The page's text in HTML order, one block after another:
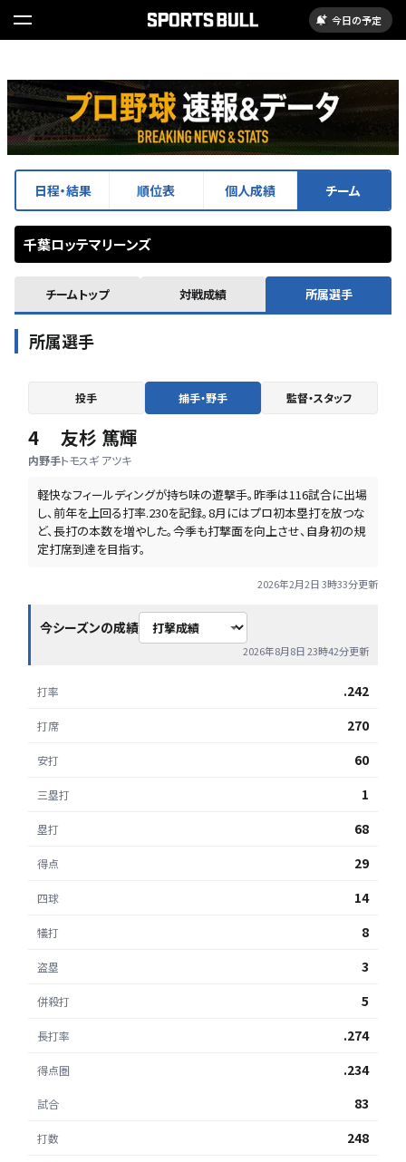
今日の予定
日程・結果 順位表 個人成績 チーム
千葉ロッテマリーンズ
チームトップ 対戦成績 所属選手
所属選手
投手 捕手・野手 監督・スタッフ
4
内野手
友杉 篤輝
トモスギ アツキ
軽快なフィールディングが持ち味の遊撃手。昨季は116試合に出場
し、前年を上回る打率.230を記録。8月にはプロ初本塁打を放つな
ど、長打の本数を増やした。今季も打撃面を向上させ、自身初の規
定打席到達を目指す。
2026年2月2日 3時33分更新
今シーズンの成績
2026年8月8日 23時42分更新
打率 .242
打席 270
安打 60
三塁打 1
塁打 68
得点 29
四球 14
犠打 8
盗塁 3
併殺打 5
長打率 .274
得点圏 .234
試合 83
打数 248